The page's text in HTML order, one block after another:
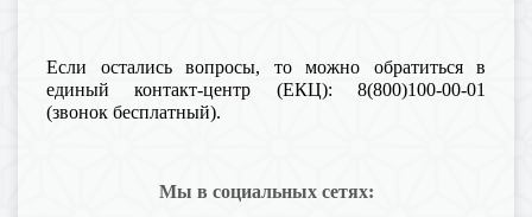
Если остались вопросы, то можно обратиться в
единый контакт-центр (ЕКЦ): 8(800)100-00-01
(звонок бесплатный).
Мы в социальных сетях: